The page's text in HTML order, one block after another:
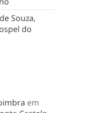
Souza,
do
em